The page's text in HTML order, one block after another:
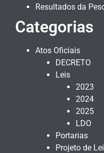
Resultados da
Categorias
Atos Oficiais
DECRETO
Leis
2023
2024
2025
LDO
Portarias
Projeto de Lei